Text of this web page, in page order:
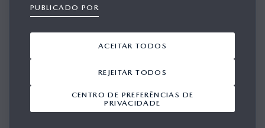
Mostrar 1-6 a partir de 6
VIEWPORT
PORTABLE PERSONAL
TWIST
PUBLICADO POR
CENTRO DE PREFERÊNCIAS DE
PRIVACIDADE
REJEITAR TODOS
ACEITAR TODOS